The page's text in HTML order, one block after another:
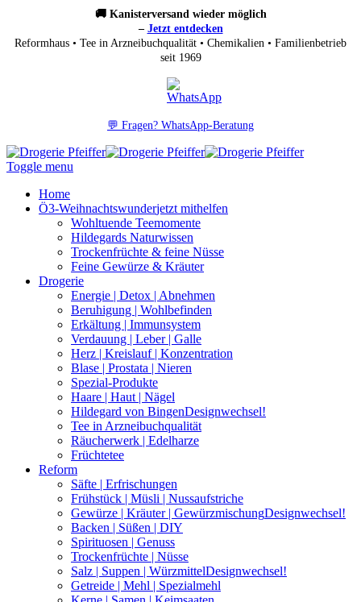
🚚 Kanisterversand wieder möglich
– Jetzt entdecken
Reformhaus • Tee in Arzneibuchqualität • Chemikalien • Familienbetrieb
seit 1969
💬 Fragen? WhatsApp-Beratung
Toggle menu
Home
Ö3-Weihnachtswunderjetzt mithelfen
Wohltuende Teemomente
Hildegards Naturwissen
Trockenfrüchte & feine Nüsse
Feine Gewürze & Kräuter
Drogerie
Energie | Detox | Abnehmen
Beruhigung | Wohlbefinden
Erkältung | Immunsystem
Verdauung | Leber | Galle
Herz | Kreislauf | Konzentration
Blase | Prostata | Nieren
Spezial-Produkte
Haare | Haut | Nägel
Hildegard von BingenDesignwechsel!
Tee in Arzneibuchqualität
Räucherwerk | Edelharze
Früchtetee
Reform
Säfte | Erfrischungen
Frühstück | Müsli | Nussaufstriche
Gewürze | Kräuter | GewürzmischungDesignwechsel!
Backen | Süßen | DIY
Spirituosen | Genuss
Trockenfrüchte | Nüsse
Salz | Suppen | WürzmittelDesignwechsel!
Getreide | Mehl | Spezialmehl